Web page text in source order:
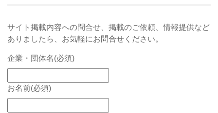
サイト掲載内容への問合せ、掲載のご依頼、情報提供など
ありましたら、お気軽にお問合せください。
企業・団体名(必須)
お名前(必須)